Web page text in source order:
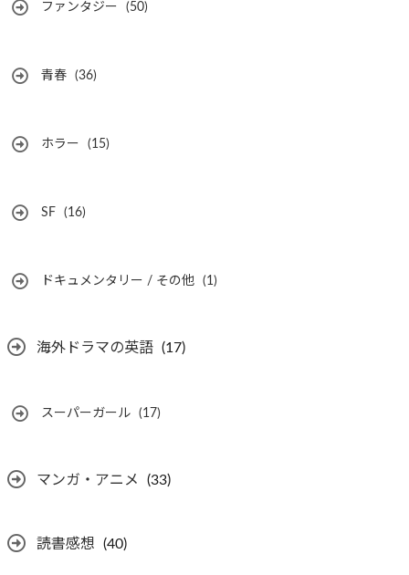
ファンタジー (50)
青春 (36)
ホラー (15)
SF (16)
ドキュメンタリー / その他 (1)
海外ドラマの英語 (17)
スーパーガール (17)
マンガ・アニメ (33)
読書感想 (40)